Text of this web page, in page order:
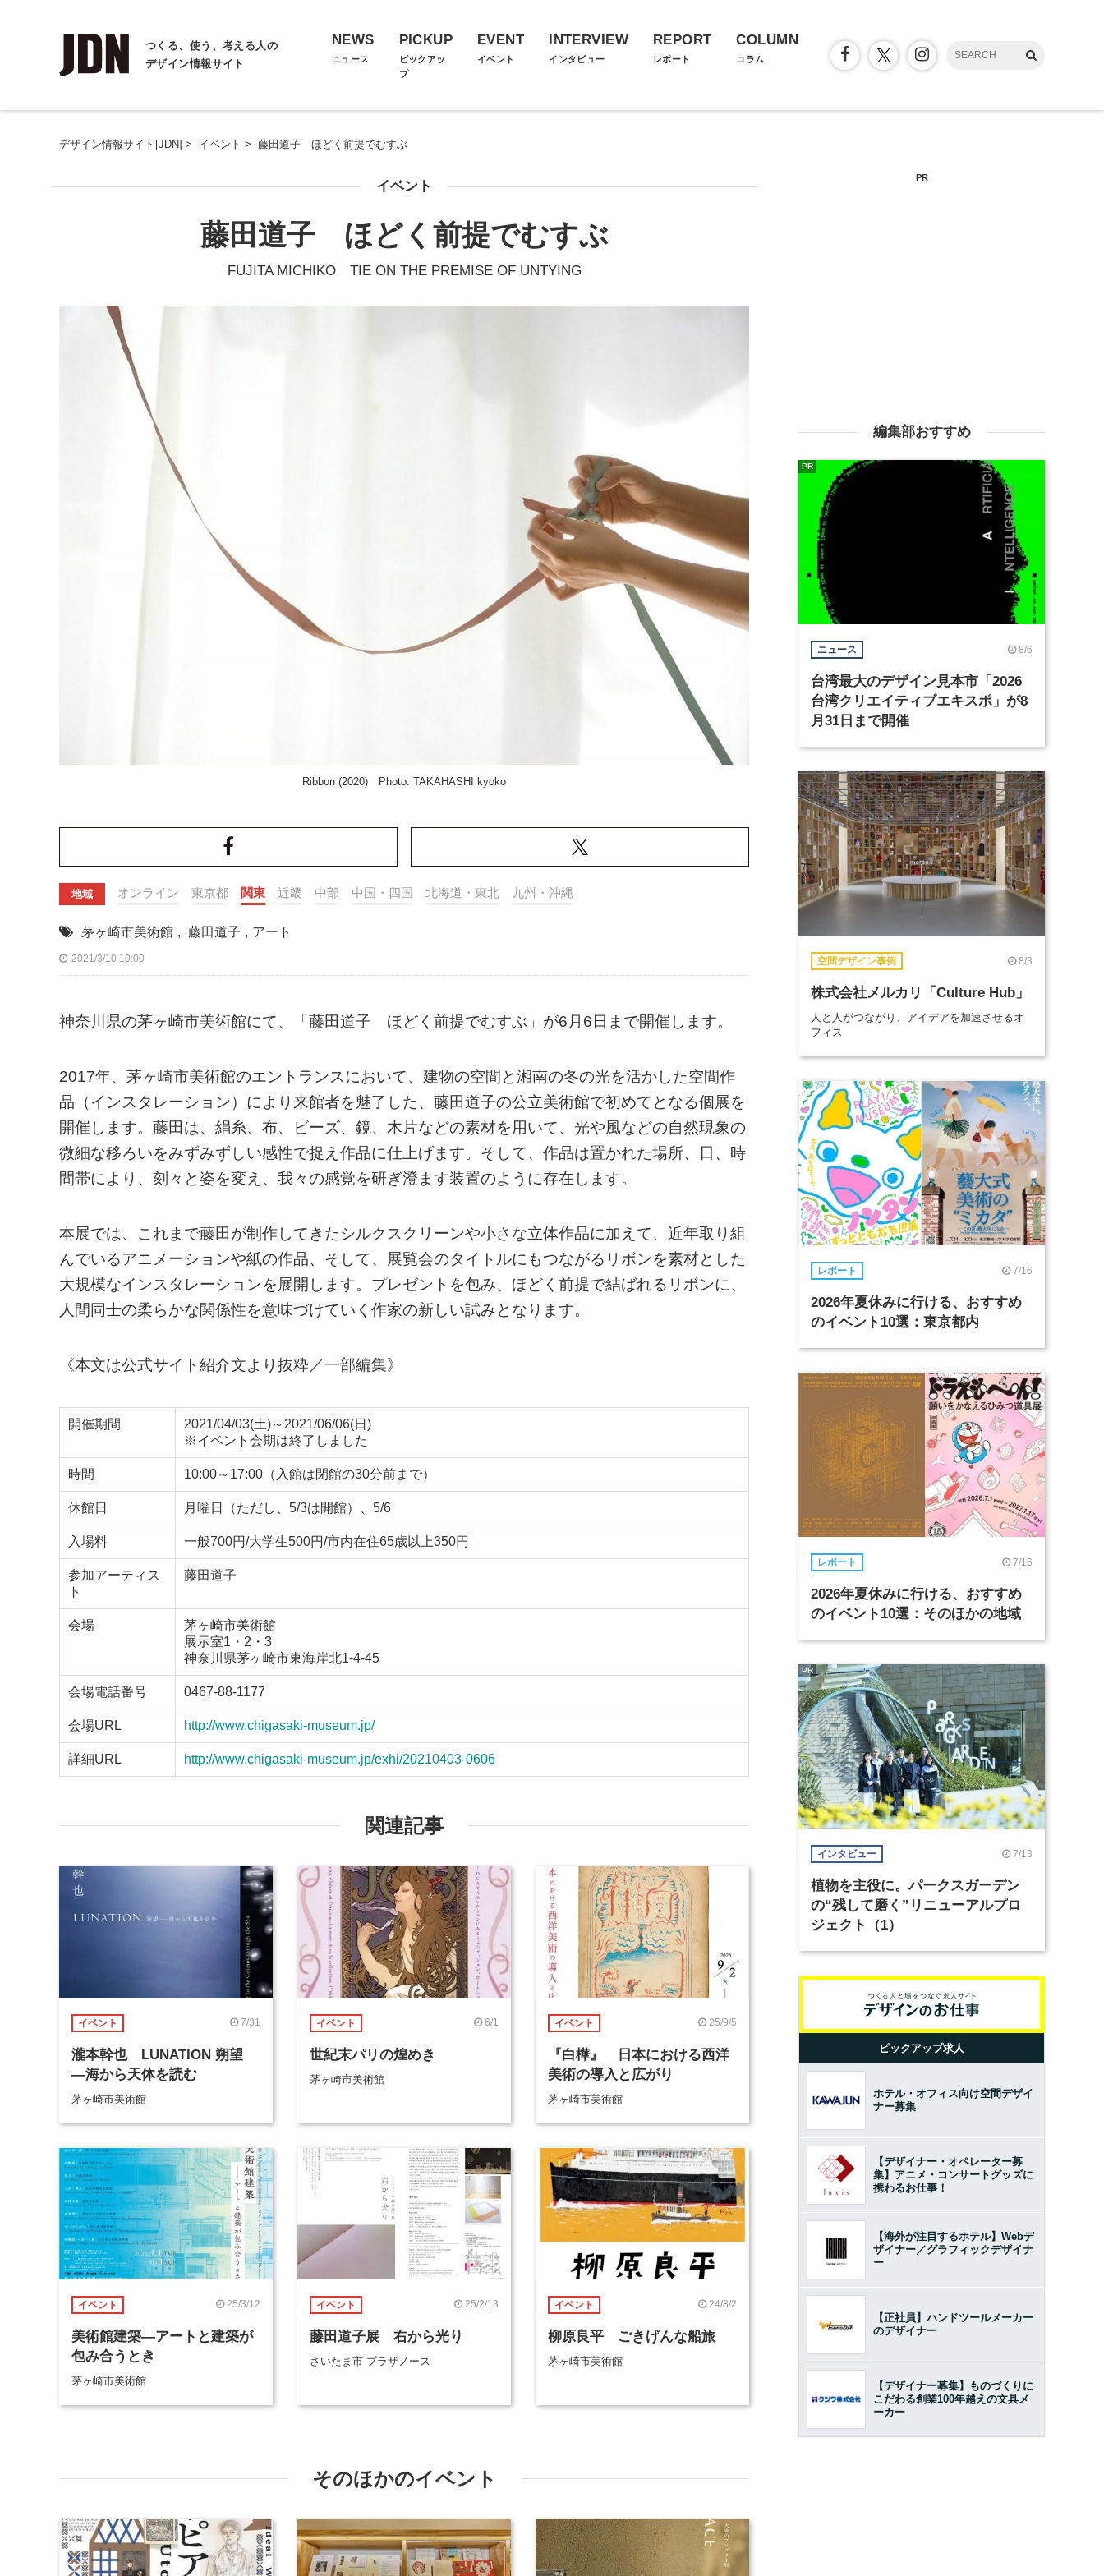
つくる、使う、考える人の
デザイン情報サイト
NEWS
ニュース
PICKUP
ピックアッ
プ
EVENT
イベント
INTERVIEW
インタビュー
REPORT
レポート
COLUMN
コラム
デザイン情報サイト[JDN] > イベント > 藤田道子 ほどく前提でむすぶ
イベント
藤田道子 ほどく前提でむすぶ
FUJITA MICHIKO TIE ON THE PREMISE OF UNTYING
Ribbon (2020) Photo: TAKAHASHI kyoko
地域 オンライン 東京都 関東 近畿 中部 中国・四国 北海道・東北 九州・沖縄
茅ヶ崎市美術館 , 藤田道子 , アート
2021/3/10 10:00
神奈川県の茅ヶ崎市美術館にて、「藤田道子 ほどく前提でむすぶ」が6月6日まで開催します。
2017年、茅ヶ崎市美術館のエントランスにおいて、建物の空間と湘南の冬の光を活かした空間作
品（インスタレーション）により来館者を魅了した、藤田道子の公立美術館で初めてとなる個展を
開催します。藤田は、絹糸、布、ビーズ、鏡、木片などの素材を用いて、光や風などの自然現象の
微細な移ろいをみずみずしい感性で捉え作品に仕上げます。そして、作品は置かれた場所、日、時
間帯により、刻々と姿を変え、我々の感覚を研ぎ澄ます装置のように存在します。
本展では、これまで藤田が制作してきたシルクスクリーンや小さな立体作品に加えて、近年取り組
んでいるアニメーションや紙の作品、そして、展覧会のタイトルにもつながるリボンを素材とした
大規模なインスタレーションを展開します。プレゼントを包み、ほどく前提で結ばれるリボンに、
人間同士の柔らかな関係性を意味づけていく作家の新しい試みとなります。
《本文は公式サイト紹介文より抜粋／一部編集》
開催期間
2021/04/03(土)～2021/06/06(日)
※イベント会期は終了しました
時間 10:00～17:00（入館は閉館の30分前まで）
休館日 月曜日（ただし、5/3は開館）、5/6
入場料 一般700円/大学生500円/市内在住65歳以上350円
参加アーティス
ト
藤田道子
会場
茅ヶ崎市美術館
展示室1・2・3
神奈川県茅ヶ崎市東海岸北1-4-45
会場電話番号 0467-88-1177
会場URL http://www.chigasaki-museum.jp/
詳細URL http://www.chigasaki-museum.jp/exhi/20210403-0606
関連記事
イベント 7/31
瀧本幹也 LUNATION 朔望
―海から天体を読む
茅ヶ崎市美術館
イベント 6/1
世紀末パリの煌めき
茅ヶ崎市美術館
イベント 25/9/5
『白樺』 日本における西洋
美術の導入と広がり
茅ヶ崎市美術館
イベント 25/3/12
美術館建築―アートと建築が
包み合うとき
茅ヶ崎市美術館
イベント 25/2/13
藤田道子展 右から光り
さいたま市 プラザノース
イベント 24/8/2
柳原良平 ごきげんな船旅
茅ヶ崎市美術館
そのほかのイベント
PR
編集部おすすめ
ニュース 8/6
台湾最大のデザイン見本市「2026
台湾クリエイティブエキスポ」が8
月31日まで開催
PR
空間デザイン事例 8/3
株式会社メルカリ「Culture Hub」
人と人がつながり、アイデアを加速させるオ
フィス
レポート 7/16
2026年夏休みに行ける、おすすめ
のイベント10選：東京都内
レポート 7/16
2026年夏休みに行ける、おすすめ
のイベント10選：そのほかの地域
インタビュー 7/13
植物を主役に。パークスガーデン
の“残して磨く”リニューアルプロ
ジェクト（1）
PR
ピックアップ求人
ホテル・オフィス向け空間デザイ
ナー募集
【デザイナー・オペレーター募
集】アニメ・コンサートグッズに
携わるお仕事！
【海外が注目するホテル】Webデ
ザイナー／グラフィックデザイナ
ー
【正社員】ハンドツールメーカー
のデザイナー
【デザイナー募集】ものづくりに
こだわる創業100年越えの文具メ
ーカー